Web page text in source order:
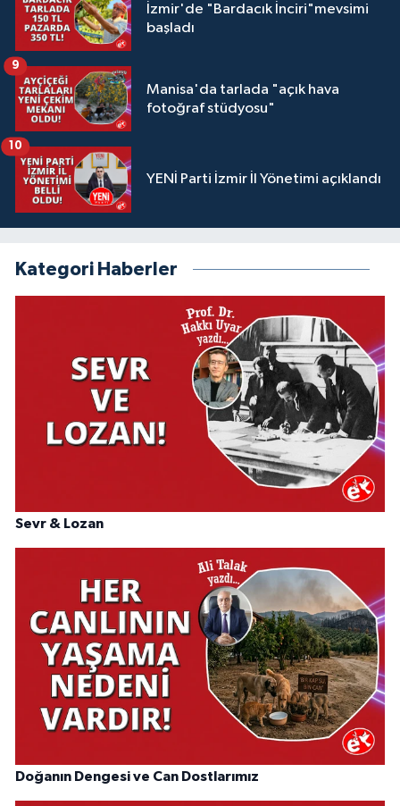
İzmir'de "Bardacık İnciri"mevsimi
başladı
Manisa'da tarlada "açık hava
fotoğraf stüdyosu"
9
YENİ Parti İzmir İl Yönetimi açıklandı
10
Kategori Haberler
Sevr & Lozan
Doğanın Dengesi ve Can Dostlarımız